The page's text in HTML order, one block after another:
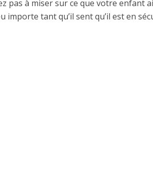
pas à miser sur ce que votre enfant
tant qu’il sent qu’il est en